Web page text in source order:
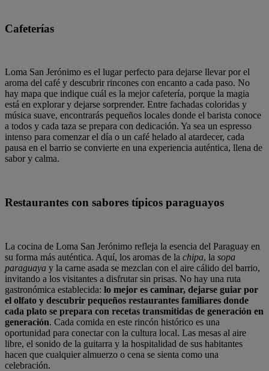
Cafeterías
Loma San Jerónimo es el lugar perfecto para dejarse llevar por el
aroma del café y descubrir rincones con encanto a cada paso. No
hay mapa que indique cuál es la mejor cafetería, porque la magia
está en explorar y dejarse sorprender. Entre fachadas coloridas y
música suave, encontrarás pequeños locales donde el barista conoce
a todos y cada taza se prepara con dedicación. Ya sea un espresso
intenso para comenzar el día o un café helado al atardecer, cada
pausa en el barrio se convierte en una experiencia auténtica, llena de
sabor y calma.
Restaurantes con sabores típicos paraguayos
La cocina de Loma San Jerónimo refleja la esencia del Paraguay en
su forma más auténtica. Aquí, los aromas de la chipa, la sopa
paraguaya y la carne asada se mezclan con el aire cálido del barrio,
invitando a los visitantes a disfrutar sin prisas. No hay una ruta
gastronómica establecida: lo mejor es caminar, dejarse guiar por
el olfato y descubrir pequeños restaurantes familiares donde
cada plato se prepara con recetas transmitidas de generación en
generación. Cada comida en este rincón histórico es una
oportunidad para conectar con la cultura local. Las mesas al aire
libre, el sonido de la guitarra y la hospitalidad de sus habitantes
hacen que cualquier almuerzo o cena se sienta como una
celebración.